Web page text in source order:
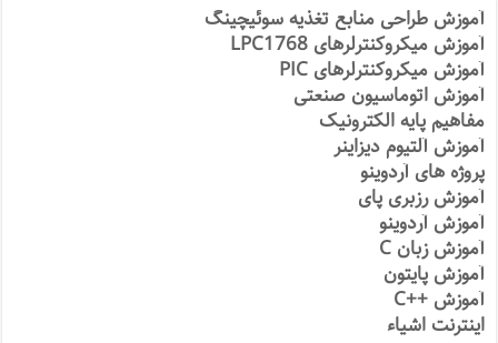
آموزش طراحی منابع تغذیه سوئیچینگ
آموزش میکروکنترلرهای LPC1768
آموزش میکروکنترلرهای PIC
آموزش اتوماسیون صنعتی
مفاهیم پایه الکترونیک
آموزش آلتیوم دیزاینر
پروژه های آردوینو
آموزش رزبری پای
آموزش آردوینو
آموزش زبان C
آموزش پایتون
آموزش ++C
اینترنت اشیاء